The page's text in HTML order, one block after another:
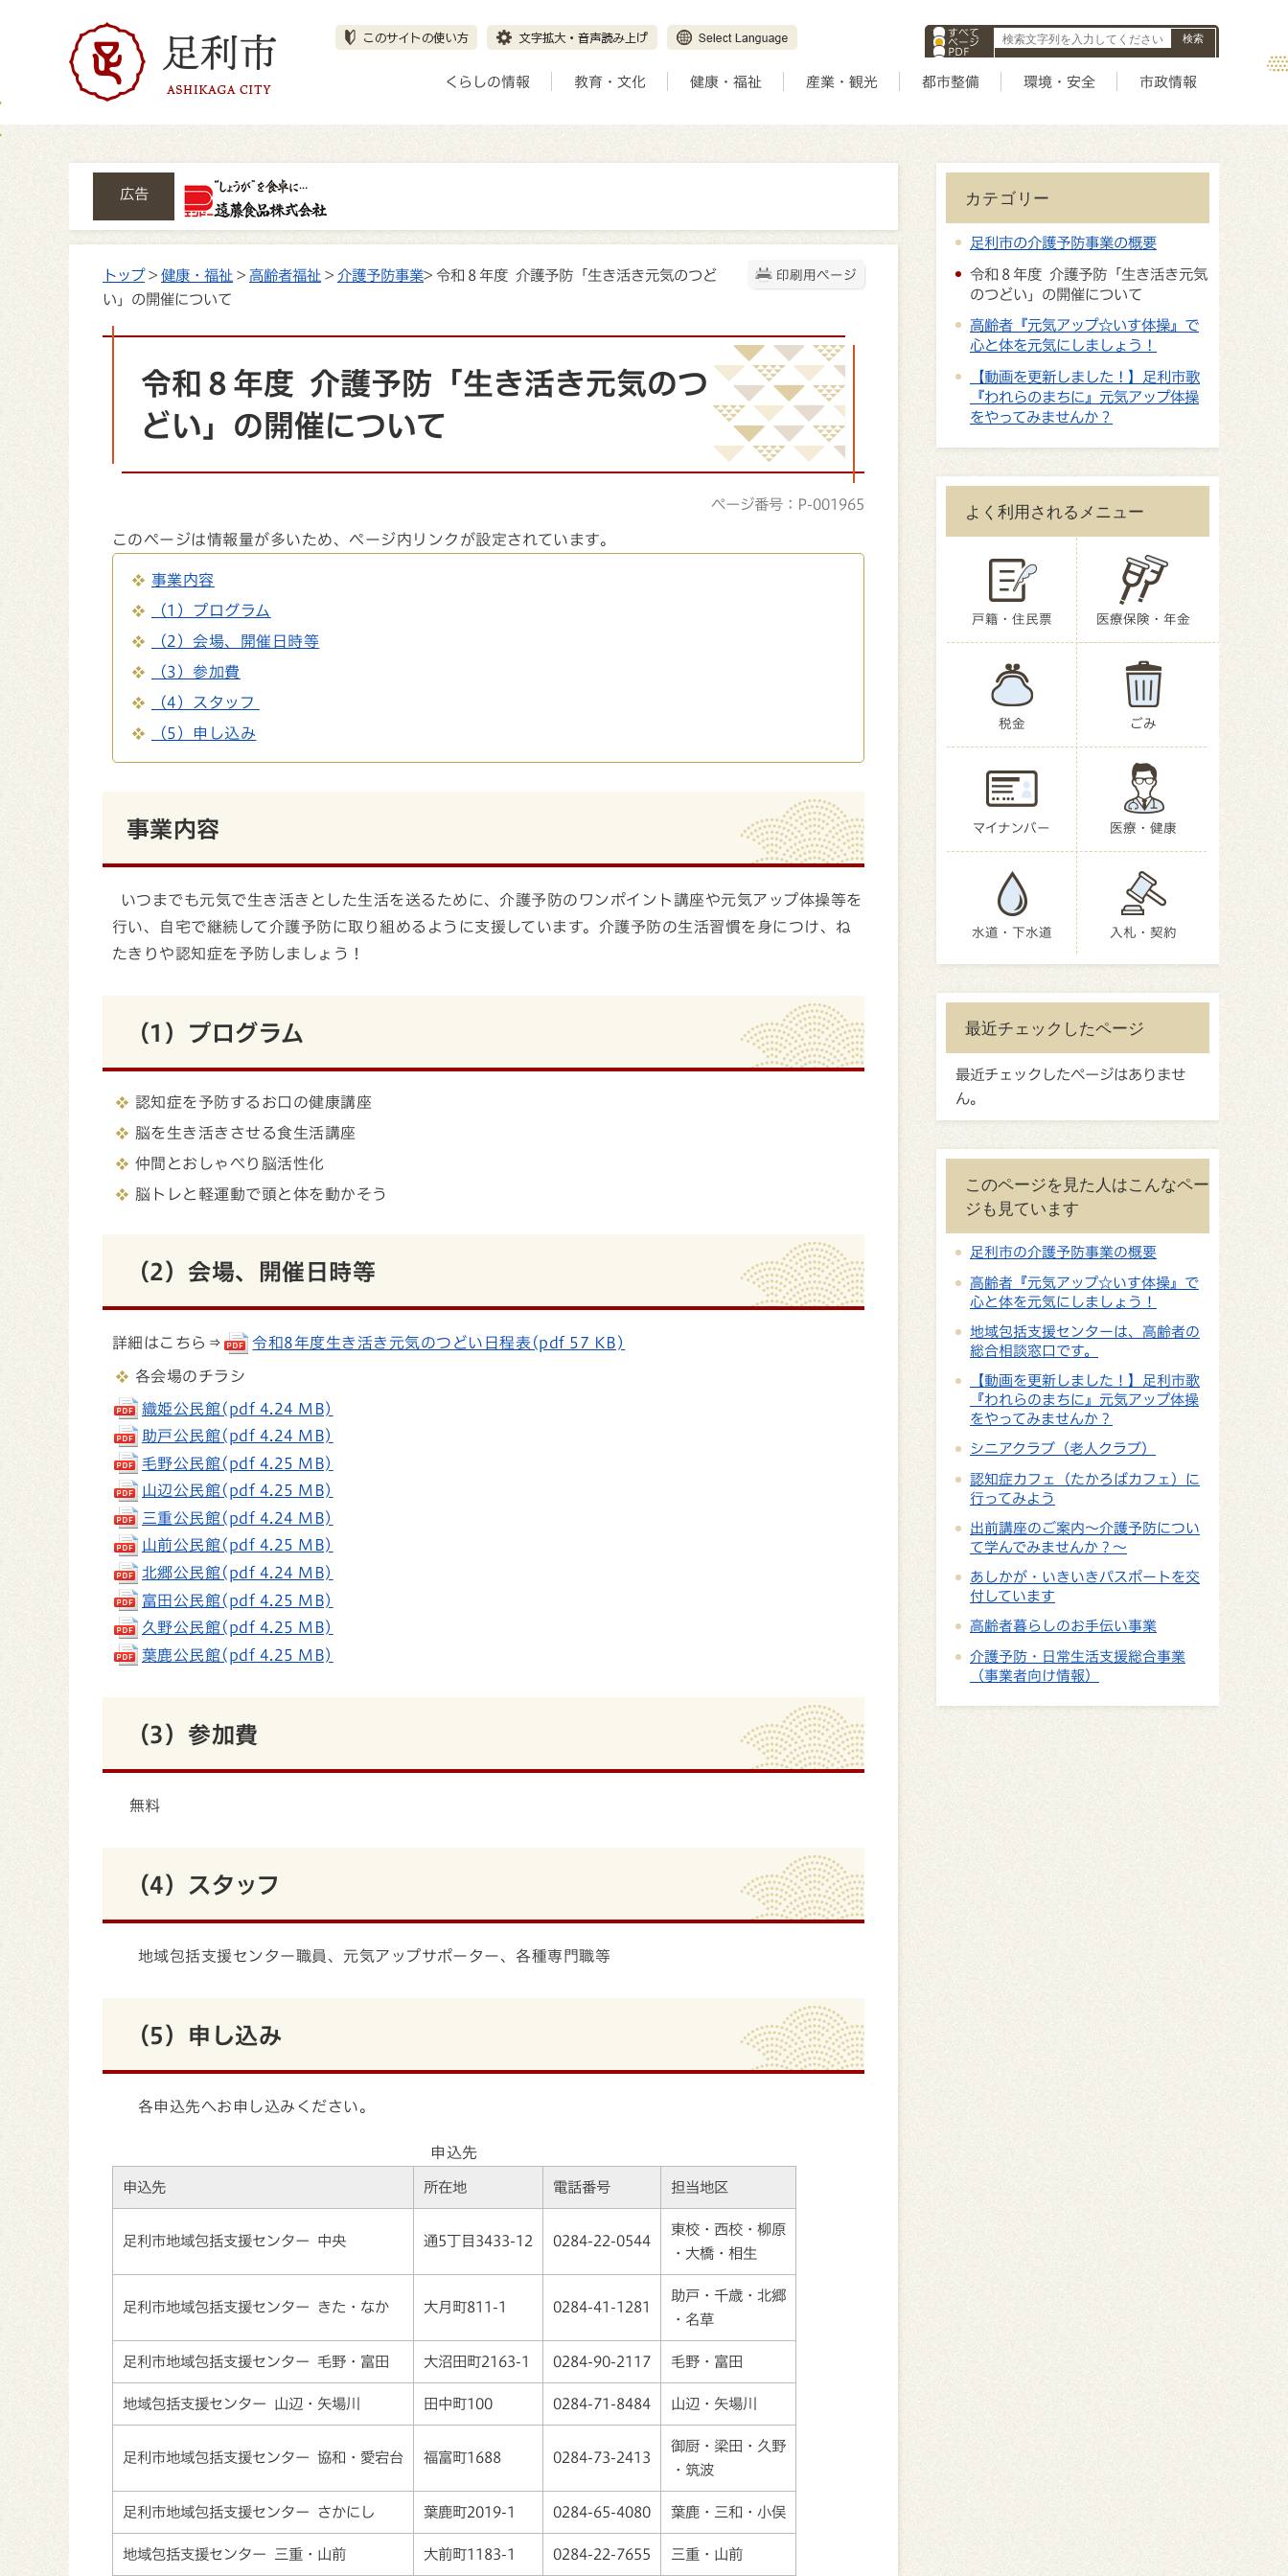
すべて
ページ
PDF
ID
くらしの情報 教育・文化 健康・福祉 産業・観光 都市整備 環境・安全 市政情報
広告
印刷用ページ
トップ> 健康・福祉 > 高齢者福祉 > 介護予防事業> 令和８年度 介護予防「生き活き元気のつど
い」の開催について
令和８年度 介護予防「生き活き元気のつ
どい」の開催について
ページ番号：P-001965
このページは情報量が多いため、ページ内リンクが設定されています。
事業内容
（1）プログラム
（2）会場、開催日時等
（3）参加費
（4）スタッフ
（5）申し込み
事業内容
いつまでも元気で生き活きとした生活を送るために、介護予防のワンポイント講座や元気アップ体操等を
行い、自宅で継続して介護予防に取り組めるように支援しています。介護予防の生活習慣を身につけ、ね
たきりや認知症を予防しましょう！
（1）プログラム
認知症を予防するお口の健康講座
脳を生き活きさせる食生活講座
仲間とおしゃべり脳活性化
脳トレと軽運動で頭と体を動かそう
（2）会場、開催日時等
詳細はこちら⇒ 令和8年度生き活き元気のつどい日程表(pdf 57 KB)
各会場のチラシ
織姫公民館(pdf 4.24 MB)
助戸公民館(pdf 4.24 MB)
毛野公民館(pdf 4.25 MB)
山辺公民館(pdf 4.25 MB)
三重公民館(pdf 4.24 MB)
山前公民館(pdf 4.25 MB)
北郷公民館(pdf 4.24 MB)
富田公民館(pdf 4.25 MB)
久野公民館(pdf 4.25 MB)
葉鹿公民館(pdf 4.25 MB)
（3）参加費
無料
（4）スタッフ
地域包括支援センター職員、元気アップサポーター、各種専門職等
（5）申し込み
各申込先へお申し込みください。
申込先
申込先 所在地 電話番号 担当地区
足利市地域包括支援センター 中央 通5丁目3433-12 0284-22-0544
東校・西校・柳原
・大橋・相生
足利市地域包括支援センター きた・なか 大月町811-1 0284-41-1281
助戸・千歳・北郷
・名草
足利市地域包括支援センター 毛野・富田 大沼田町2163-1 0284-90-2117 毛野・富田
地域包括支援センター 山辺・矢場川 田中町100 0284-71-8484 山辺・矢場川
足利市地域包括支援センター 協和・愛宕台 福富町1688 0284-73-2413
御厨・梁田・久野
・筑波
足利市地域包括支援センター さかにし 葉鹿町2019-1 0284-65-4080 葉鹿・三和・小俣
地域包括支援センター 三重・山前 大前町1183-1 0284-22-7655 三重・山前
カテゴリー
足利市の介護予防事業の概要
令和８年度 介護予防「生き活き元気
のつどい」の開催について
高齢者『元気アップ☆いす体操』で
心と体を元気にしましょう！
【動画を更新しました！】足利市歌
『われらのまちに』元気アップ体操
をやってみませんか？
よく利用されるメニュー
戸籍・住民票 医療保険・年金
税金 ごみ
マイナンバー 医療・健康
水道・下水道 入札・契約
最近チェックしたページ
最近チェックしたページはありませ
ん。
このページを見た人はこんなペー
ジも見ています
足利市の介護予防事業の概要
高齢者『元気アップ☆いす体操』で
心と体を元気にしましょう！
地域包括支援センターは、高齢者の
総合相談窓口です。
【動画を更新しました！】足利市歌
『われらのまちに』元気アップ体操
をやってみませんか？
シニアクラブ（老人クラブ）
認知症カフェ（たかろばカフェ）に
行ってみよう
出前講座のご案内～介護予防につい
て学んでみませんか？～
あしかが・いきいきパスポートを交
付しています
高齢者暮らしのお手伝い事業
介護予防・日常生活支援総合事業
（事業者向け情報）